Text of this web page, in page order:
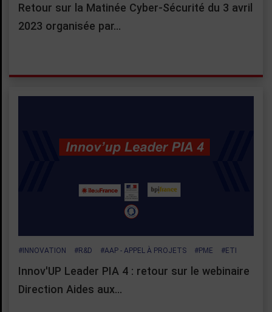
Retour sur la Matinée Cyber-Sécurité du 3 avril
2023 organisée par…
#INNOVATION #R&D #AAP - APPEL À PROJETS #PME #ETI
Innov'UP Leader PIA 4 : retour sur le webinaire
Direction Aides aux…